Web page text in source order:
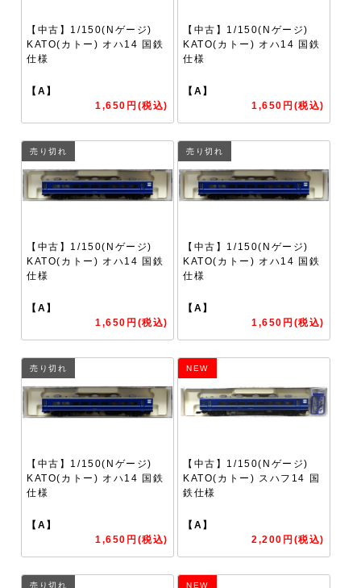
【中古】1/150(Nゲージ)
KATO(カトー) オハ14 国鉄
仕様
【A】
1,650円(税込)
【中古】1/150(Nゲージ)
KATO(カトー) オハ14 国鉄
仕様
【A】
1,650円(税込)
売り切れ
【中古】1/150(Nゲージ)
KATO(カトー) オハ14 国鉄
仕様
【A】
1,650円(税込)
売り切れ
【中古】1/150(Nゲージ)
KATO(カトー) オハ14 国鉄
仕様
【A】
1,650円(税込)
売り切れ
【中古】1/150(Nゲージ)
KATO(カトー) オハ14 国鉄
仕様
【A】
1,650円(税込)
NEW
【中古】1/150(Nゲージ)
KATO(カトー) スハフ14 国
鉄仕様
【A】
2,200円(税込)
売り切れ NEW